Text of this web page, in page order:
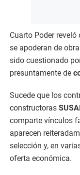
Cuarto Poder
se apoderan de
sido cuestionado
presuntamente de
Sucede que los
constructoras
comparte vínculos
aparecen
selección y, en
oferta económica.